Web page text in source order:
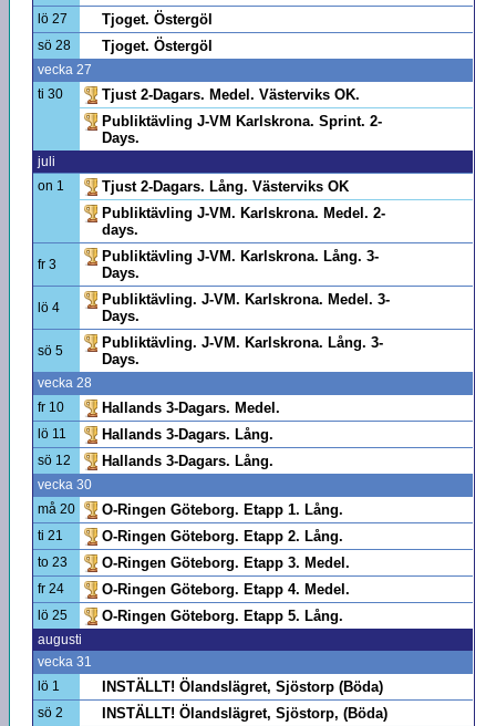
lö 27 Tjoget. Östergöl
sö 28 Tjoget. Östergöl
vecka 27
ti 30
Tjust 2-Dagars. Medel. Västerviks OK.
Publiktävling J-VM Karlskrona. Sprint. 2-
Days.
juli
on 1
Tjust 2-Dagars. Lång. Västerviks OK
Publiktävling J-VM. Karlskrona. Medel. 2-
days.
fr 3
Publiktävling J-VM. Karlskrona. Lång. 3-
Days.
lö 4
Publiktävling. J-VM. Karlskrona. Medel. 3-
Days.
sö 5
Publiktävling. J-VM. Karlskrona. Lång. 3-
Days.
vecka 28
fr 10
Hallands 3-Dagars. Medel.
lö 11 Hallands 3-Dagars. Lång.
sö 12 Hallands 3-Dagars. Lång.
vecka 30
må 20
O-Ringen Göteborg. Etapp 1. Lång.
ti 21 O-Ringen Göteborg. Etapp 2. Lång.
to 23 O-Ringen Göteborg. Etapp 3. Medel.
fr 24 O-Ringen Göteborg. Etapp 4. Medel.
lö 25 O-Ringen Göteborg. Etapp 5. Lång.
augusti
vecka 31
lö 1
INSTÄLLT! Ölandslägret, Sjöstorp (Böda)
sö 2 INSTÄLLT! Ölandslägret, Sjöstorp, (Böda)